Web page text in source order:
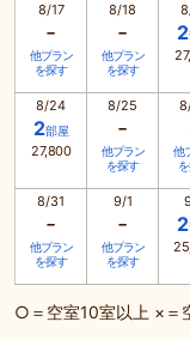
8/17
-
他プラン
を探す
8/18
-
他プラン
を探す
2
8/24
2部屋
27,800
8/25
-
他プラン
を探す
他
8/31
-
他プラン
を探す
9/1
-
他プラン
を探す
2
○＝空室10室以上 ×＝